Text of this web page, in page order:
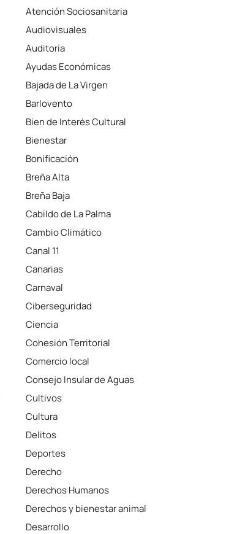
Atención Sociosanitaria
Audiovisuales
Auditoría
Ayudas Económicas
Bajada de La Virgen
Barlovento
Bien de Interés Cultural
Bienestar
Bonificación
Breña Alta
Breña Baja
Cabildo de La Palma
Cambio Climático
Canal 11
Canarias
Carnaval
Ciberseguridad
Ciencia
Cohesión Territorial
Comercio local
Consejo Insular de Aguas
Cultivos
Cultura
Delitos
Deportes
Derecho
Derechos Humanos
Derechos y bienestar animal
Desarrollo